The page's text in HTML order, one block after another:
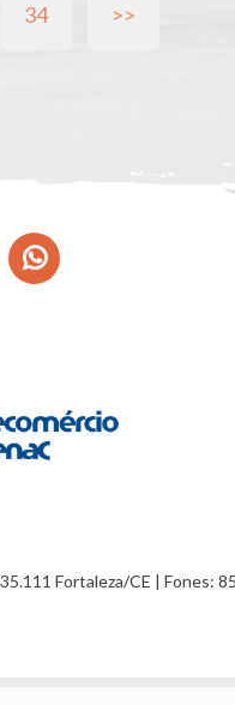
34 >>
Fortaleza/CE | Fones: